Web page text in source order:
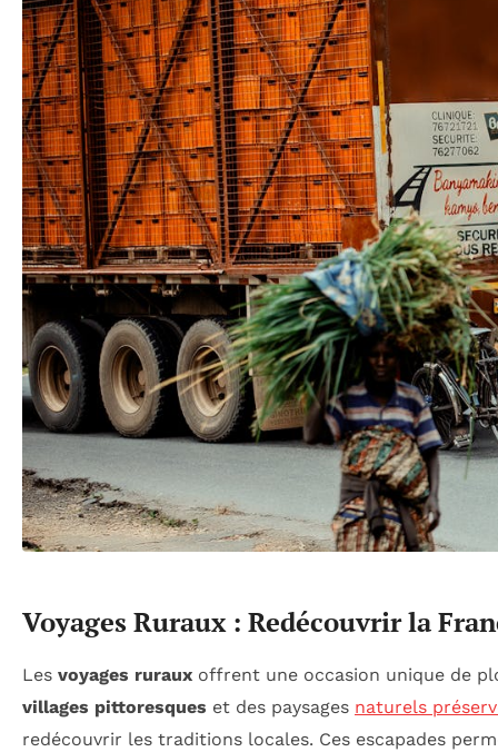
Voyages Ruraux : Redécouvrir la
Les voyages ruraux offrent une occasion unique de
villages pittoresques et des paysages naturels
redécouvrir les traditions locales. Ces escapades